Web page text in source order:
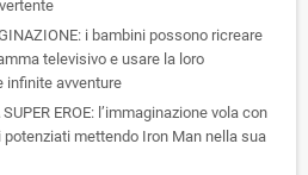
i bambini possono ricreare
televisivo e usare la loro
infinite avventure
EROE: l’immaginazione vola con
potenziati mettendo Iron Man nella sua